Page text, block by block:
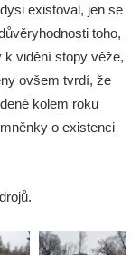
existoval, jen se
toho,
k vidění stopy věže,
ovšem tvrdí, že
kolem roku
o existenci